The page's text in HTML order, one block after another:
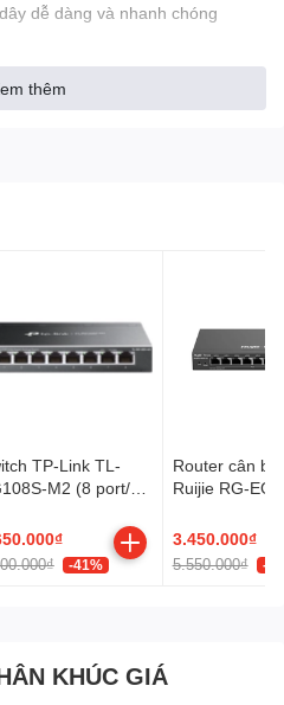
dễ dàng và nhanh chóng
cắm và sử dụng. Bạn có thể
.
mode.
and automatic address
thêm
TP-Link TL-
M2 (8 port/
-41%
Router cân
Ruijie RG-
3.450.000₫
5.550.000₫ -
KHÚC GIÁ